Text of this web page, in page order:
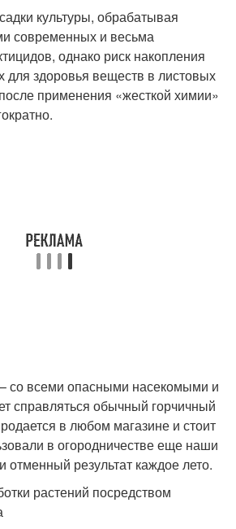
культуры, обрабатывая
современных и весьма
однако риск накопления
для здоровья веществ в листовых
применения «жесткой химии»
со всеми опасными насекомыми и
справляться обычный горчичный
в любом магазине и стоит
в огородничестве еще наши
отменный результат каждое лето.
растений посредством